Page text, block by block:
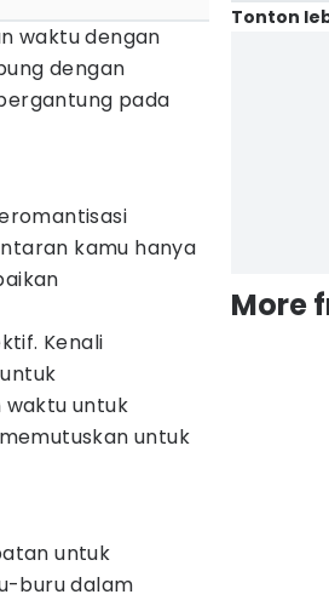
waktu dengan
dengan
pada
kamu hanya
Kenali
waktu untuk
untuk
untuk
buru dalam
Tonton
More